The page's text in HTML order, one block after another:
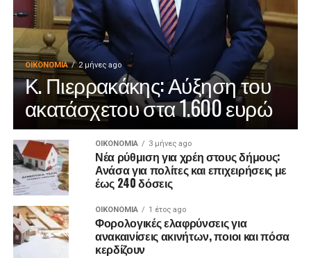
ΟΙΚΟΝΟΜΊΑ 2 μήνες ago
Κ. Πιερρακάκης: Αύξηση του
ακατάσχετου στα 1.600 ευρώ
ΟΙΚΟΝΟΜΊΑ 3 μήνες ago
Νέα ρύθμιση για χρέη στους δήμους:
Ανάσα για πολίτες και επιχειρήσεις με
έως 240 δόσεις
ΟΙΚΟΝΟΜΊΑ 1 έτος ago
Φορολογικές ελαφρύνσεις για
ανακαινίσεις ακινήτων, ποιοι και πόσα
κερδίζουν